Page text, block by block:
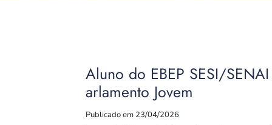
Aluno do EBEP SESI/
arlamento Jovem
Publicado em 23/04/2026